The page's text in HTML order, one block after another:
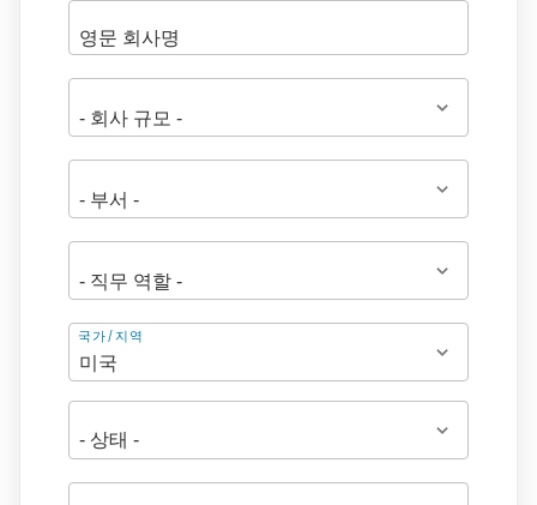
주
소
국가/지역